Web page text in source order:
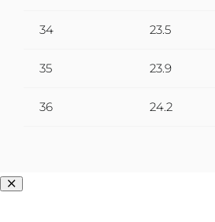
34 23.5
35 23.9
36 24.2